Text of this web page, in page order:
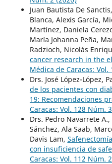
Juan Bautista De
Blanca, Alexis García,
Martínez, Daniela
María Johanna Peña,
Radzioch, Nicolás
cancer research in the
Médica de Caracas: Vol.
Drs. José López-López,
de los pacientes con
19: Recomendaciones
Caracas: Vol. 128 Núm.
Drs. Pedro Navarrete
Sánchez, Ala Saab,
Davis Lam,
con insuficiencia de
Caracas: Vol. 112 Núm.